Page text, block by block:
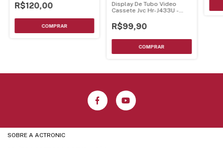
R$120,00
Display De Tubo Video
Cassete Jvc Hr-J433U -
R$99,90
SOBRE A ACTRONIC